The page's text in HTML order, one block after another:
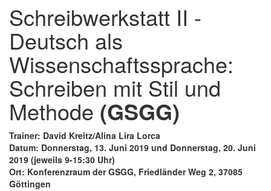
Schreibwerkstatt II -
Deutsch als
Wissenschaftssprache:
Schreiben mit Stil und
Methode (GSGG)
Trainer: David Kreitz/Alina Lira Lorca
Datum: Donnerstag, 13. Juni 2019 und Donnerstag, 20. Juni
2019 (jeweils 9-15:30 Uhr)
Ort: Konferenzraum der GSGG, Friedländer Weg 2, 37085
Göttingen